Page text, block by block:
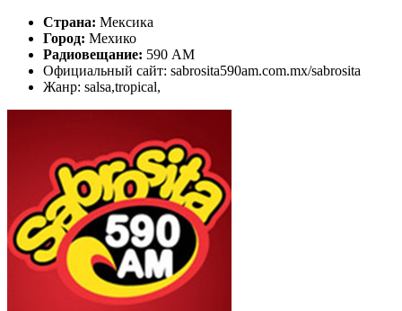
Страна: Мексика
Город: Мехико
Радиовещание: 590 AM
Официальный сайт: sabrosita590am.com.mx/sabrosita
Жанр: salsa,tropical,